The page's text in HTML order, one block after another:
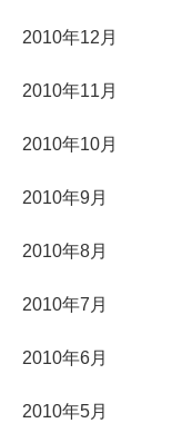
2010年12月
2010年11月
2010年10月
2010年9月
2010年8月
2010年7月
2010年6月
2010年5月